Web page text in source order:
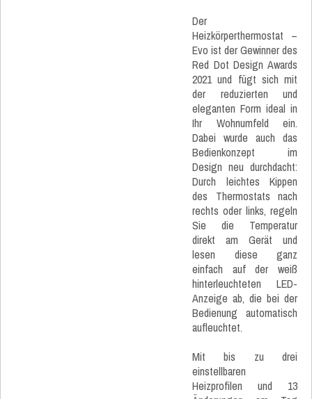
Der
Heizkörperthermostat –
Evo ist der Gewinner des
Red Dot Design Awards
2021 und fügt sich mit
der reduzierten und
eleganten Form ideal in
Ihr Wohnumfeld ein.
Dabei wurde auch das
Bedienkonzept im
Design neu durchdacht:
Durch leichtes Kippen
des Thermostats nach
rechts oder links, regeln
Sie die Temperatur
direkt am Gerät und
lesen diese ganz
einfach auf der weiß
hinterleuchteten LED-
Anzeige ab, die bei der
Bedienung automatisch
aufleuchtet.
Mit bis zu drei
einstellbaren
Heizprofilen und 13